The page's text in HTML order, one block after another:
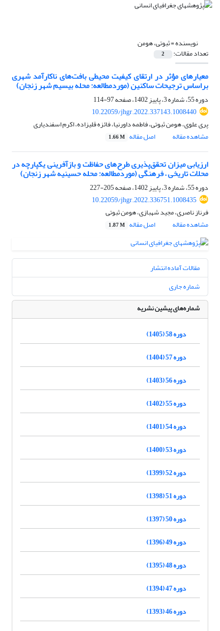
نویسنده =ثبوتی، هومن
تعداد مقالات: 2
معیارهای مؤثر در ارتقای کیفیت محیطی بافت‌های ناکارآمد شهری
براساس ترجیحات ساکنین (موردمطالعه: محله بیسیم شهر زنجان)
دوره 55، شماره 3، پاییز 1402، صفحه
97-114
10.22059/jhgr.2022.337143.1008440
پری علوی، هومن ثبوتی، فاطمه داورنیا، فائزه قلیزاده، اکرم اسفندیاری
مشاهده مقاله
اصل مقاله 1.66 M
ارزیابی میزان تحقق‌پذیری طرح‌های حفاظت و بازآفرینی یکپارچه در
محلات تاریخی – فرهنگی (موردمطالعه:‌ محله حسینیه شهر زنجان)
دوره 55، شماره 3، پاییز 1402، صفحه
205-227
10.22059/jhgr.2022.336751.1008435
فرناز ناصری، مجید شهبازی، هومن ثبوتی
مشاهده مقاله
اصل مقاله 1.87 M
مقالات آماده انتشار
شماره جاری
شماره‌های پیشین نشریه
دوره 58 (1405)
دوره 57 (1404)
دوره 56 (1403)
دوره 55 (1402)
دوره 54 (1401)
دوره 53 (1400)
دوره 52 (1399)
دوره 51 (1398)
دوره 50 (1397)
دوره 49 (1396)
دوره 48 (1395)
دوره 47 (1394)
دوره 46 (1393)